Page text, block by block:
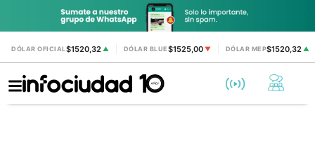
DÓLAR OFICIAL$1520,32 ▲ DÓLAR BLUE$1525,00 ▼ DÓLAR MEP$1520,32 ▲